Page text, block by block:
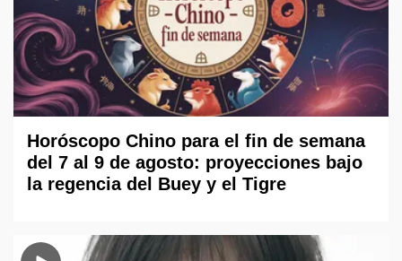
Horóscopo Chino para el fin de semana
del 7 al 9 de agosto: proyecciones bajo
la regencia del Buey y el Tigre